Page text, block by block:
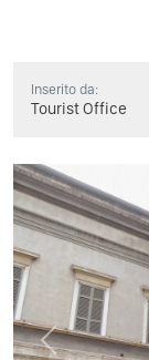
Inserito da:
Tourist Office
Previous